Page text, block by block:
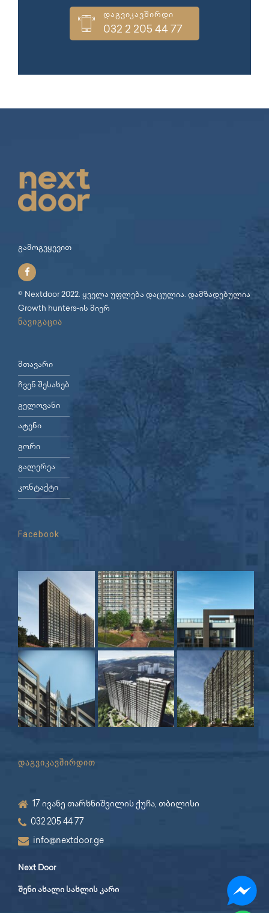
დაგვიკავშირდი
032 2 205 44 77
გამოგვყევით
© Nextdoor 2022. ყველა უფლება დაცულია. დამზადებულია
Growth hunters-ის მიერ
ნავიგაცია
მთავარი
ჩვენ შესახებ
გელოვანი
ატენი
გორი
გალერეა
კონტაქტი
Facebook
დაგვიკავშირდით
17 ივანე თარხნიშვილის ქუჩა, თბილისი
032 205 44 77
info@nextdoor.ge
Next Door
შენი ახალი სახლის კარი